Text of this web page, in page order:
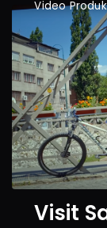
Video
Visit